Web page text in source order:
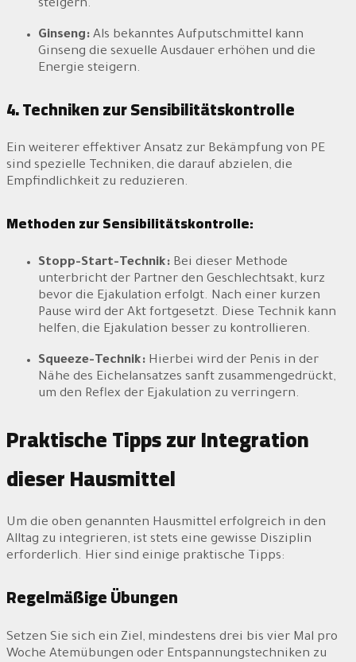
steigern.
Ginseng: Als bekanntes Aufputschmittel kann
Ginseng die sexuelle Ausdauer erhöhen und die
Energie steigern.
4. Techniken zur Sensibilitätskontrolle
Ein weiterer effektiver Ansatz zur Bekämpfung von PE
sind spezielle Techniken, die darauf abzielen, die
Empfindlichkeit zu reduzieren.
Methoden zur Sensibilitätskontrolle:
Stopp-Start-Technik: Bei dieser Methode
unterbricht der Partner den Geschlechtsakt, kurz
bevor die Ejakulation erfolgt. Nach einer kurzen
Pause wird der Akt fortgesetzt. Diese Technik kann
helfen, die Ejakulation besser zu kontrollieren.
Squeeze-Technik: Hierbei wird der Penis in der
Nähe des Eichelansatzes sanft zusammengedrückt,
um den Reflex der Ejakulation zu verringern.
Praktische Tipps zur Integration
dieser Hausmittel
Um die oben genannten Hausmittel erfolgreich in den
Alltag zu integrieren, ist stets eine gewisse Disziplin
erforderlich. Hier sind einige praktische Tipps:
Regelmäßige Übungen
Setzen Sie sich ein Ziel, mindestens drei bis vier Mal pro
Woche Atemübungen oder Entspannungstechniken zu